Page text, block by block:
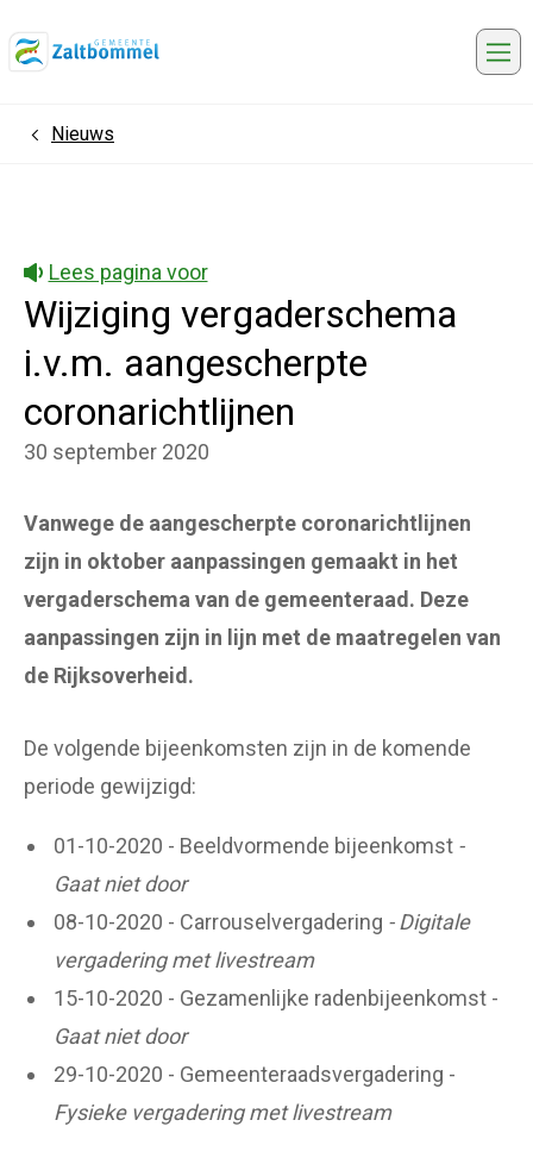
HomeNieuws
Lees pagina voor
Wijziging vergaderschema
i.v.m. aangescherpte
coronarichtlijnen
30 september 2020
Vanwege de aangescherpte coronarichtlijnen
zijn in oktober aanpassingen gemaakt in het
vergaderschema van de gemeenteraad. Deze
aanpassingen zijn in lijn met de maatregelen van
de Rijksoverheid.
De volgende bijeenkomsten zijn in de komende
periode gewijzigd:
01-10-2020 - Beeldvormende bijeenkomst -
Gaat niet door
08-10-2020 - Carrouselvergadering - Digitale
vergadering met livestream
15-10-2020 - Gezamenlijke radenbijeenkomst -
Gaat niet door
29-10-2020 - Gemeenteraadsvergadering -
Fysieke vergadering met livestream